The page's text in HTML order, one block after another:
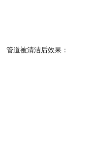
管道被清洁后效果：